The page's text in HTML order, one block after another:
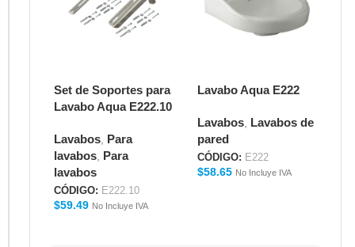
Set de Soportes para
Lavabo Aqua E222.10
Lavabos, Para
lavabos, Para
lavabos
CÓDIGO: E222.10
$59.49 No Incluye IVA
Lavabo Aqua E222
Lavabos, Lavabos de
pared
CÓDIGO: E222
$58.65 No Incluye IVA